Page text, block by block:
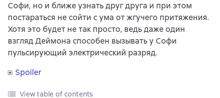
Софи, но и ближе узнать друг друга и при этом
постараться не сойти с ума от жгучего притяжения.
Хотя это будет не так просто, ведь даже один
взгляд Деймона способен вызывать у Софи
пульсирующий электрический разряд.
Spoiler
View table of contents